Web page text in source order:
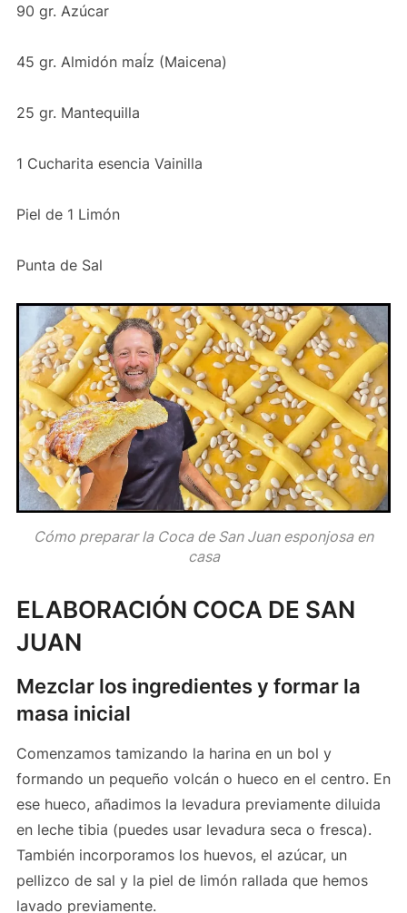
90 gr. Azúcar
45 gr. Almidón maÍz (Maicena)
25 gr. Mantequilla
1 Cucharita esencia Vainilla
Piel de 1 Limón
Punta de Sal
Cómo preparar la Coca de San Juan esponjosa en
casa
ELABORACIÓN COCA DE SAN
JUAN
Mezclar los ingredientes y formar la
masa inicial
Comenzamos tamizando la harina en un bol y
formando un pequeño volcán o hueco en el centro. En
ese hueco, añadimos la levadura previamente diluida
en leche tibia (puedes usar levadura seca o fresca).
También incorporamos los huevos, el azúcar, un
pellizco de sal y la piel de limón rallada que hemos
lavado previamente.